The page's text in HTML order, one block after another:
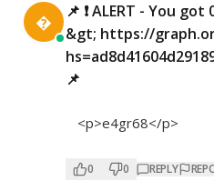

📌 ❗ ALERT - You
&gt; https://
📌
<p>e4gr68</p>
0 0 REPLY